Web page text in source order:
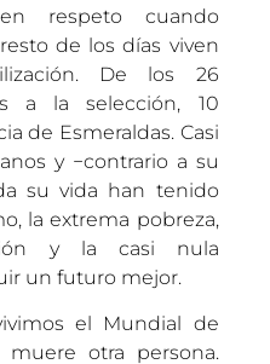
respeto cuando
de los días viven
De los 26
a la selección, 10
de Esmeraldas. Casi
y −contrario a su
su vida han tenido
la extrema pobreza,
y la casi nula
un futuro mejor.
el Mundial de
muere otra persona.